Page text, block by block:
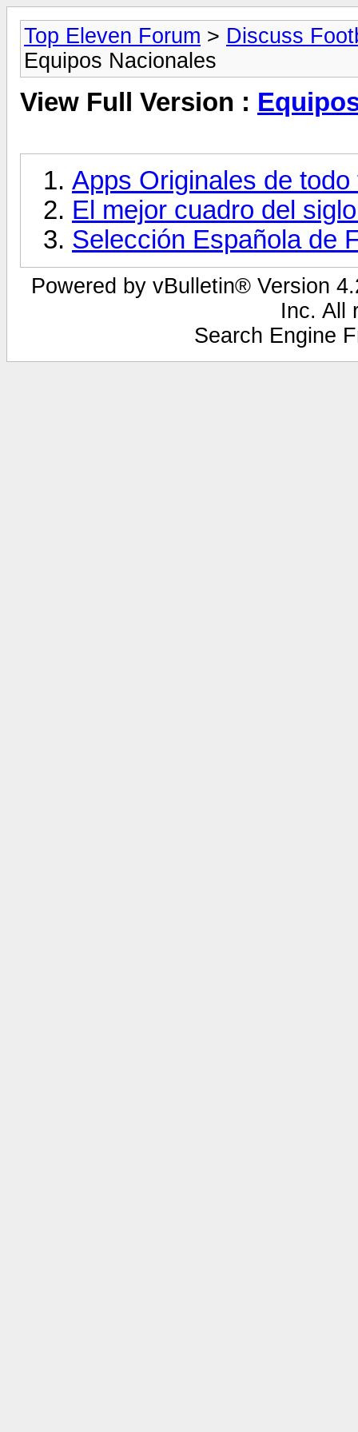
Top Eleven Forum > Discuss
Equipos Nacionales
View Full Version :
Apps Originales de
El mejor cuadro del
Selección Española de
Powered by vBulletin® Version
Inc. All
Search Engine